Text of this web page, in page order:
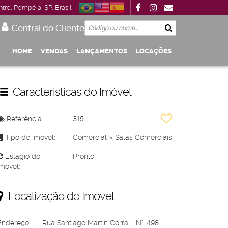
, Pompéia, SP, Brasil
Central do Cliente
LOCAÇÕES
LANÇAMENTOS
VENDAS
HOME
Características do Imóvel
Referência: 315
Tipo de Imóvel: Comercial » Salas Comerciais
Estágio do
Pronto
Localização do Imóvel
Rua Santiago Martin Corral N°: 498